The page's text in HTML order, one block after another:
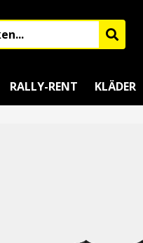
RALLY-RENT KLÄDER